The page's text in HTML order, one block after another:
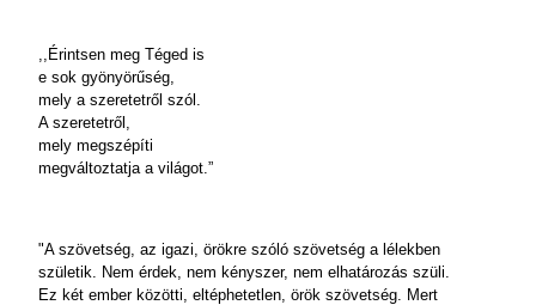
,,Érintsen meg Téged is
e sok gyönyörűség,
mely a szeretetről szól.
A szeretetről,
mely megszépíti
megváltoztatja a világot.”
"A szövetség, az igazi, örökre szóló szövetség a lélekben
születik. Nem érdek, nem kényszer, nem elhatározás szüli.
Ez két ember közötti, eltéphetetlen, örök szövetség. Mert